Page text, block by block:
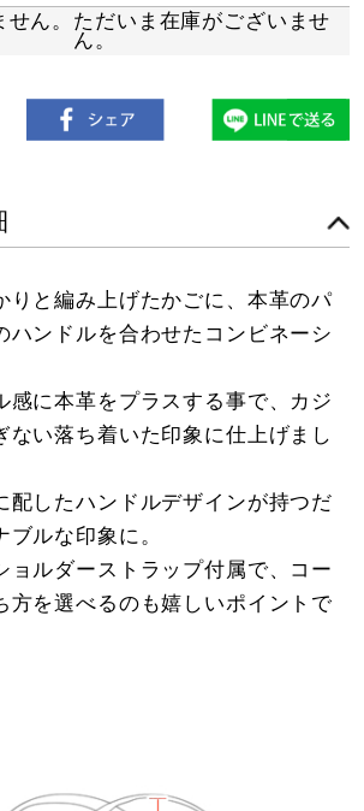
せん。ただいま在庫がございませ
ん。
りと編み上げたかごに、本革のパ
ハンドルを合わせたコンビネーシ
感に本革をプラスする事で、カジ
ない落ち着いた印象に仕上げまし
配したハンドルデザインが持つだ
ルな印象に。
ョルダーストラップ付属で、コー
方を選べるのも嬉しいポイントで